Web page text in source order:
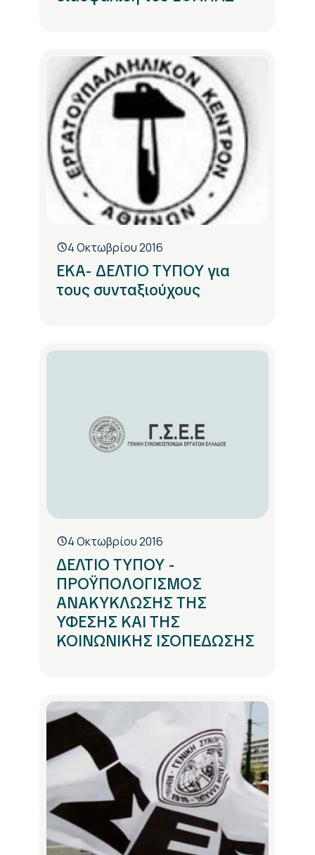
4 Οκτωβρίου 2016
EKA- ΔΕΛΤΙΟ ΤΥΠΟΥ για
τους συνταξιούχους
4 Οκτωβρίου 2016
ΔΕΛΤΙΟ ΤΥΠΟΥ -
ΠΡΟΫΠΟΛΟΓΙΣΜΟΣ
ΑΝΑΚΥΚΛΩΣΗΣ ΤΗΣ
ΥΦΕΣΗΣ ΚΑΙ ΤΗΣ
ΚΟΙΝΩΝΙΚΗΣ ΙΣΟΠΕΔΩΣΗΣ